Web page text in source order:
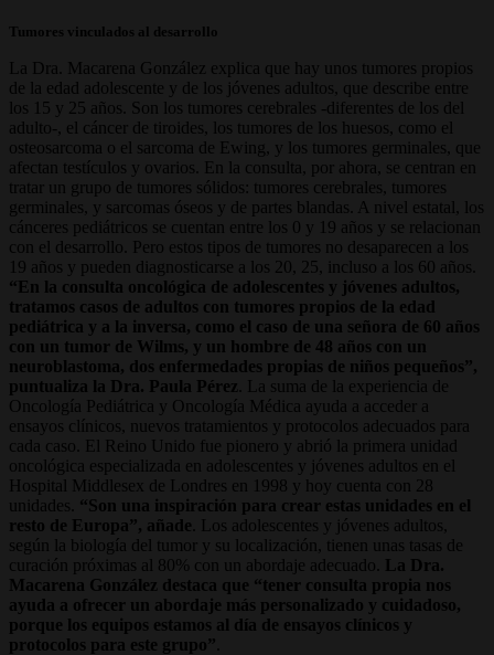
Tumores vinculados al desarrollo
La Dra. Macarena González explica que hay unos tumores propios
de la edad adolescente y de los jóvenes adultos, que describe entre
los 15 y 25 años. Son los tumores cerebrales -diferentes de los del
adulto-, el cáncer de tiroides, los tumores de los huesos, como el
osteosarcoma o el sarcoma de Ewing, y los tumores germinales, que
afectan testículos y ovarios. En la consulta, por ahora, se centran en
tratar un grupo de tumores sólidos: tumores cerebrales, tumores
germinales, y sarcomas óseos y de partes blandas. A nivel estatal, los
cánceres pediátricos se cuentan entre los 0 y 19 años y se relacionan
con el desarrollo. Pero estos tipos de tumores no desaparecen a los
19 años y pueden diagnosticarse a los 20, 25, incluso a los 60 años.
“En la consulta oncológica de adolescentes y jóvenes adultos,
tratamos casos de adultos con tumores propios de la edad
pediátrica y a la inversa, como el caso de una señora de 60 años
con un tumor de Wilms, y un hombre de 48 años con un
neuroblastoma, dos enfermedades propias de niños pequeños”,
puntualiza la Dra. Paula Pérez . La suma de la experiencia de
Oncología Pediátrica y Oncología Médica ayuda a acceder a
ensayos clínicos, nuevos tratamientos y protocolos adecuados para
cada caso. El Reino Unido fue pionero y abrió la primera unidad
oncológica especializada en adolescentes y jóvenes adultos en el
Hospital Middlesex de Londres en 1998 y hoy cuenta con 28
unidades. “Son una inspiración para crear estas unidades en el
resto de Europa”, añade . Los adolescentes y jóvenes adultos,
según la biología del tumor y su localización, tienen unas tasas de
curación próximas al 80% con un abordaje adecuado.
La Dra.
Macarena González destaca que “tener consulta propia nos
ayuda a ofrecer un abordaje más personalizado y cuidadoso,
porque los equipos estamos al día de ensayos clínicos y
protocolos para este grupo”